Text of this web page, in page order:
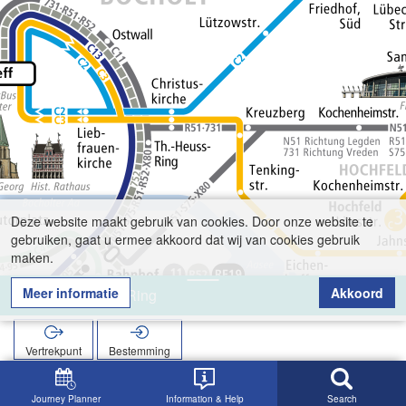
Journey Planner Information & Help Search
Robert-Koch-Ring
Vertrekpunt
Bestemming
Zoekopracht Robert-Koch-Ring
Deze website maakt gebruik van cookies. Door onze website te
gebruiken, gaat u ermee akkoord dat wij van cookies gebruik
maken.
Meer informatie
Akkoord